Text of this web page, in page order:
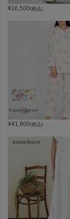
¥16,500(税込)
¥41,800(税込)